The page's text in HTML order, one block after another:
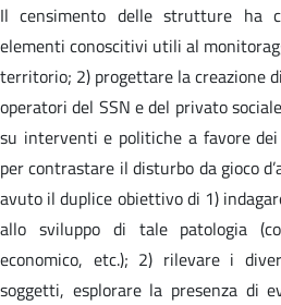
Il censimento delle strutture ha
elementi conoscitivi utili al
territorio; 2) progettare la creazione
operatori del SSN e del privato
su interventi e politiche a favore
per contrastare il disturbo da gioco
avuto il duplice obiettivo di 1)
allo sviluppo di tale patologia
economico, etc.); 2) rilevare i
soggetti, esplorare la presenza di